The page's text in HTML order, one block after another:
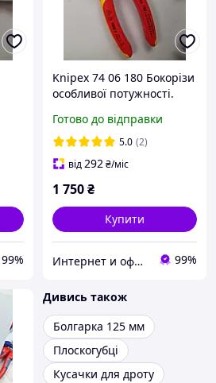
99%
Knipex 74 06 180 Бокорізи
особливої потужності.
Готово до відправки
5.0 (2)
від292₴/міс
1 750₴
Купити
Интернет и оффлайн магазин инструментов в Запорожье "Инструмент" 99%
Дивись також
Болгарка 125 мм
Плоскогубці
Кусачки для дроту